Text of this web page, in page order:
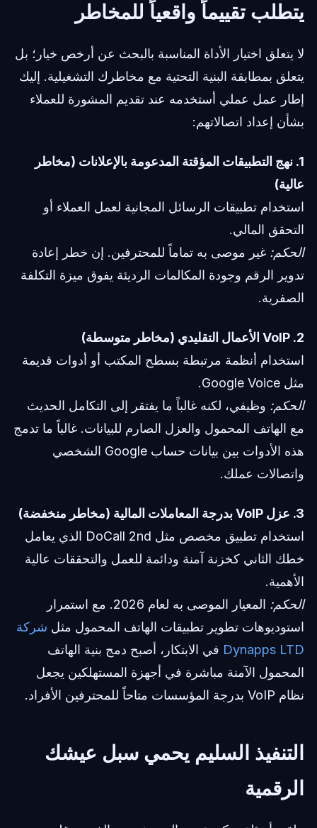
يتطلب تقييماً واقعياً للمخاطر
لا يتعلق اختيار الأداة المناسبة بالبحث عن أرخص خيار؛ بل
يتعلق بمطابقة البنية التحتية مع مخاطرك التشغيلية. إليك
إطار عمل عملي أستخدمه عند تقديم المشورة للعملاء
بشأن إعداد اتصالاتهم:
1. نهج التطبيقات المؤقتة المدعومة بالإعلانات (مخاطر
عالية)
استخدام تطبيقات الرسائل المجانية لعمل العملاء أو
التحقق المالي.
الحكم: غير موصى به تماماً للمحترفين. إن خطر إعادة
تدوير الرقم وجودة المكالمات الرديئة يفوق ميزة التكلفة
الصفرية.
2. VoIP الأعمال التقليدي (مخاطر متوسطة)
استخدام أنظمة مرتبطة بسطح المكتب أو أدوات قديمة
مثل Google Voice.
الحكم: وظيفي، لكنه غالباً ما يفتقر إلى التكامل الحديث
مع الهاتف المحمول والعزل الصارم للبيانات. غالباً ما تدمج
هذه الأدوات بين بيانات حساب Google الشخصي
واتصالات عملك.
3. عزل VoIP بدرجة المعاملات المالية (مخاطر منخفضة)
استخدام تطبيق مخصص مثل DoCall 2nd الذي يعامل
خطك الثاني كخزنة آمنة ودائمة للعمل والتحققات عالية
الأهمية.
الحكم:
المعيار الموصى به لعام 2026. مع استمرار
استوديوهات تطوير تطبيقات الهاتف المحمول مثل شركة
Dynapps LTD في الابتكار، أصبح دمج بنية الهاتف
المحمول الآمنة مباشرة في أجهزة المستهلكين يجعل
نظام VoIP بدرجة المؤسسات متاحاً للمحترفين الأفراد.
التنفيذ السليم يحمي سبل عيشك
الرقمية